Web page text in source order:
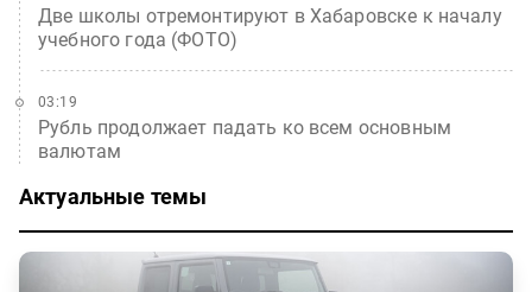
Две школы отремонтируют в Хабаровске к началу
учебного года (ФОТО)
Рубль продолжает падать ко всем основным
валютам
03:19
Актуальные темы